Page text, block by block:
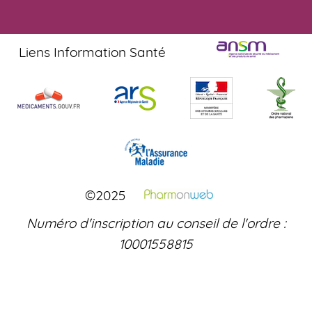
Liens Information Santé
©2025
Numéro d'inscription au conseil de l'ordre :
10001558815